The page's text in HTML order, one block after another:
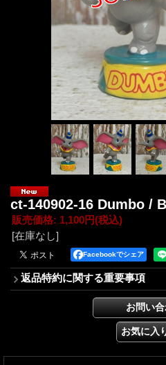
ct-140902-16 Dumbo /
販売価格: 1,100円(税込)
[在庫なし]
Facebookでシェア
返品特約に関する重要事項